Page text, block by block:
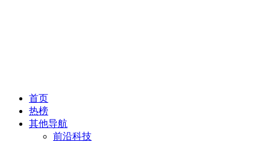
首页
热榜
其他导航
前沿科技